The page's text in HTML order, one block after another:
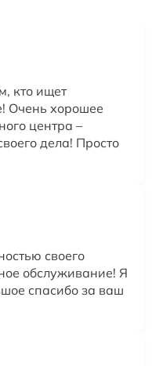
кто ищет
Очень хорошее
центра –
дела! Просто
своего
обслуживание! Я
спасибо за ваш